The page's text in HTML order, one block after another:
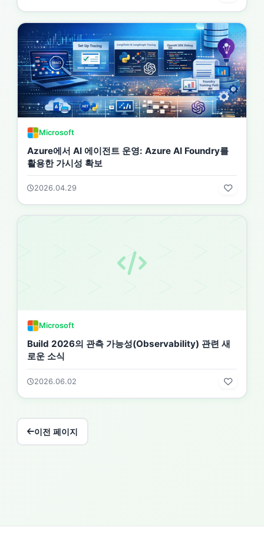
Microsoft
Azure에서 AI 에이전트 운영: Azure AI Foundry를
활용한 가시성 확보
2026.04.29
Microsoft
Build 2026의 관측 가능성(Observability) 관련 새
로운 소식
2026.06.02
이전 페이지